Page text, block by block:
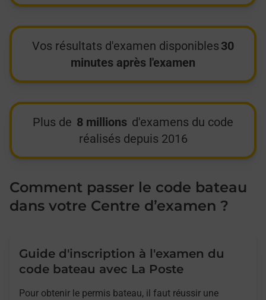
Vos résultats d'examen disponibles 30
minutes après l'examen
Plus de 8 millions d'examens du code
réalisés depuis 2016
Comment passer le code bateau
dans votre Centre d’examen ?
Guide d'inscription à l'examen du
code bateau avec La Poste
Pour obtenir le permis bateau, il faut réussir une